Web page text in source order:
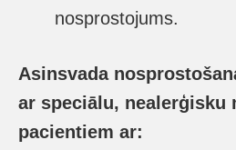
nosprostojums.
Asinsvada
ar speciālu, nealerģisku
pacientiem ar: